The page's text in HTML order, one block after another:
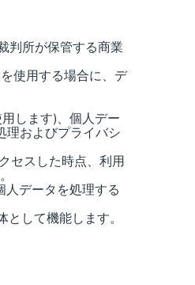
判所が保管する商業
使用する場合に、デ
します)、個人デー
理およびプライバシ
セスした時点、利用
人データを処理する
して機能します。